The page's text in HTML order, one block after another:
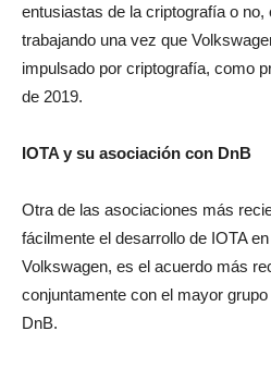
entusiastas de la criptografía o no,
trabajando una vez que
impulsado por criptografía, como
de 2019.
IOTA y su asociación con DnB
Otra de las asociaciones más
fácilmente el desarrollo de IOTA
Volkswagen, es el acuerdo más
conjuntamente con el mayor
DnB.